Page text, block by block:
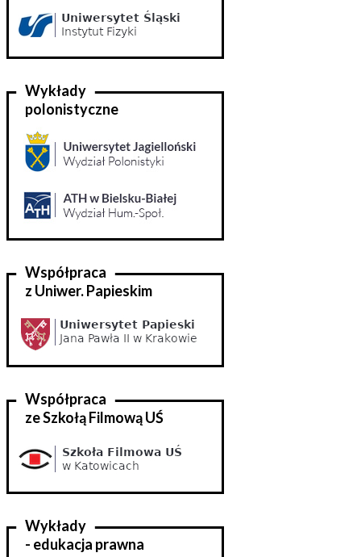
Wykłady
polonistyczne
Współpraca
z Uniwer. Papieskim
Współpraca
ze Szkołą Filmową UŚ
Wykłady
- edukacja prawna